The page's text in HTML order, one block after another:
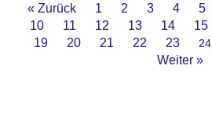
« Zurück 1 2 3 4 5
10
11 12 13 14 15
19
20 21 22 23 24
Weiter »